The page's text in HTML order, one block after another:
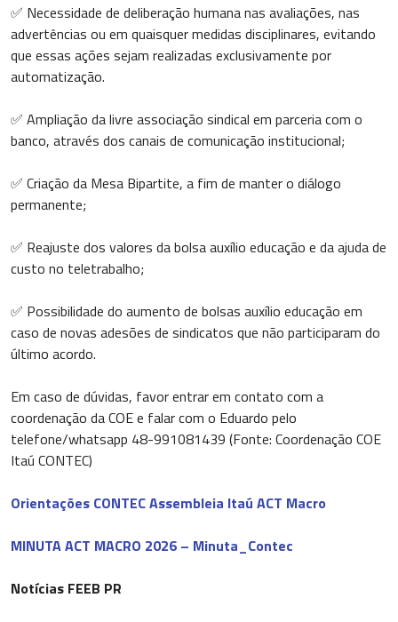
✅ Necessidade de deliberação humana nas avaliações, nas
advertências ou em quaisquer medidas disciplinares, evitando
que essas ações sejam realizadas exclusivamente por
automatização.
✅ Ampliação da livre associação sindical em parceria com o
banco, através dos canais de comunicação institucional;
✅ Criação da Mesa Bipartite, a fim de manter o diálogo
permanente;
✅ Reajuste dos valores da bolsa auxílio educação e da ajuda de
custo no teletrabalho;
✅ Possibilidade do aumento de bolsas auxílio educação em
caso de novas adesões de sindicatos que não participaram do
último acordo.
Em caso de dúvidas, favor entrar em contato com a
coordenação da COE e falar com o Eduardo pelo
telefone/whatsapp 48-991081439 (Fonte: Coordenação COE
Itaú CONTEC)
Orientações CONTEC Assembleia Itaú ACT Macro
MINUTA ACT MACRO 2026 – Minuta_Contec
Notícias FEEB PR